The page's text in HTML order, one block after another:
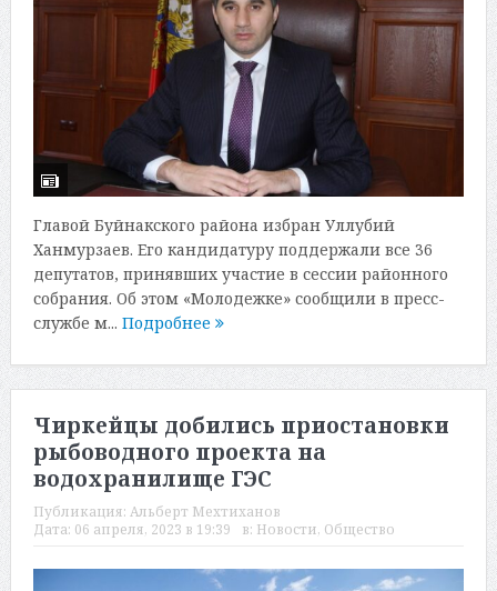
Главой Буйнакского района избран Уллубий
Ханмурзаев. Его кандидатуру поддержали все 36
депутатов, принявших участие в сессии районного
собрания. Об этом «Молодежке» сообщили в пресс-
службе м... Подробнее
Чиркейцы добились приостановки
рыбоводного проекта на
водохранилище ГЭС
Публикация: Альберт Мехтиханов
Дата: 06 апреля, 2023 в 19:39 в: Новости, Общество